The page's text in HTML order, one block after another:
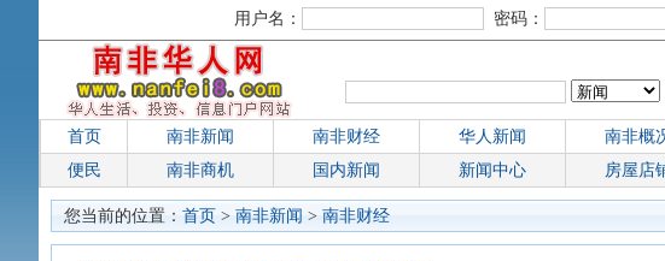
用户名： 密码：
首页 南非新闻 南非财经 华人新闻 南非概
便民
南非商机 国内新闻 新闻中心 房屋店
您当前的位置： 首页 > 南非新闻 > 南非财经